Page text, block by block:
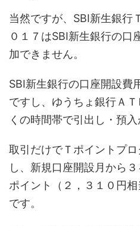
当然ですが、SBI新生銀行
０１７はSBI新生銀行の口
加できません。
SBI新生銀行の口座開設費
ですし、ゆうちょ銀行Ａ
くの時間帯で引出し・預入
取引だけでＴポイントプ
し、新規口座開設月から
ポイント（２，３１０円
です。